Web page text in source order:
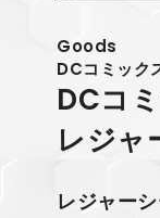
Goods
DCコミック
DCコ
レジャ
レジャー